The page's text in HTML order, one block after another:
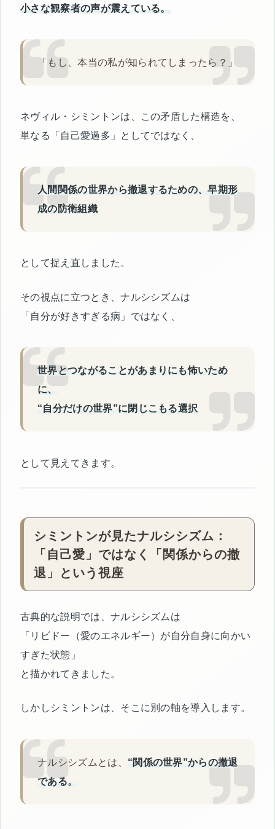
小さな観察者の声が震えている。
「もし、本当の私が知られてしまったら？」
ネヴィル・シミントンは、この矛盾した構造を、
単なる「自己愛過多」としてではなく、
人間関係の世界から撤退するための、早期形
成の防衛組織
として捉え直しました。
その視点に立つとき、ナルシシズムは
「自分が好きすぎる病」ではなく、
世界とつながることがあまりにも怖いため
に、
“自分だけの世界”に閉じこもる選択
として見えてきます。
シミントンが見たナルシシズム：
「自己愛」ではなく「関係からの撤
退」という視座
古典的な説明では、ナルシシズムは
「リビドー（愛のエネルギー）が自分自身に向かい
すぎた状態」
と描かれてきました。
しかしシミントンは、そこに別の軸を導入します。
ナルシシズムとは、 “関係の世界”からの撤退
である。